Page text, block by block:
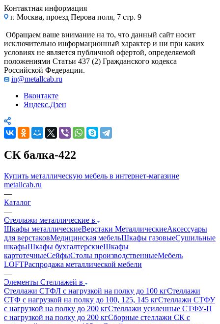
Контактная информация
г. Москва, проезд Перова поля, 7 стр. 9
Обращаем ваше внимание на то, что данный сайт носит
исключительно информационный характер и ни при каких
условиях не является публичной офертой, определяемой
положениями Статьи 437 (2) Гражданского кодекса
Российской Федерации.
in@metallcab.ru
Вконтакте
Яндекс.Дзен
СК балка-422
Купить металлическую мебель в интернет-магазине
metallcab.ru
—
Каталог
—
Стеллажи металлические в
Шкафы металлическиеВерстаки МеталлическиеАксессуары
для верстаковМедицинская мебельШкафы газовыеСушильные
шкафыШкафы бухгалтерскиеШкафы
картотечныеСейфыСтолы производственныеМебель
LOFTРаспродажа металлической мебели
—
Элементы Стеллажей в
Стеллажи СТФЛ с нагрузкой на полку до 100 кгСтеллажи
СТФ с нагрузкой на полку до 100, 125, 145 кгСтеллажи СТФУ
с нагрузкой на полку до 200 кгСтеллажи усиленные СТФУ-П
с нагрузкой на полку до 200 кгСборные стеллажи СК с